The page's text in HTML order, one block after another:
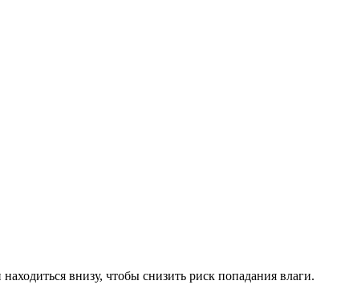
внизу, чтобы снизить риск попадания влаги.